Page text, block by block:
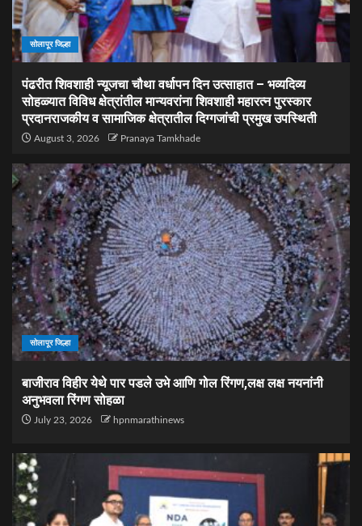
सोलापूर जिल्हा
पंढरीत शिवशाही न्यूजचा चौथा वर्धापन दिन उत्साहात – भव्यदिव्य
सोहळ्यात विविध क्षेत्रांतील मान्यवरांना शिवशाही महारत्न पुरस्कार
प्रदानराजकीय व सामाजिक क्षेत्रातील दिग्गजांची प्रमुख उपस्थिती
August 3, 2026 Pranaya Tamkhade
सोलापूर जिल्हा
बाजीराव विहीर येथे पार पडले उभे आणि गोल रिंगण,लक्ष लक्ष नयनांनी
अनुभवला रिंगण सोहळा
July 23, 2026 hpnmarathinews